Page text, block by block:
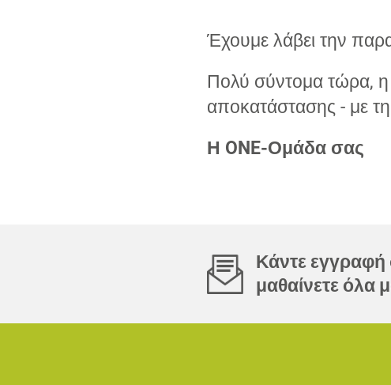
Έχουμε λάβει την
Πολύ σύντομα τώρα,
αποκατάστασης - με
Η ONE-Ομάδα σας
Κάντε εγγραφή
μαθαίνετε όλα